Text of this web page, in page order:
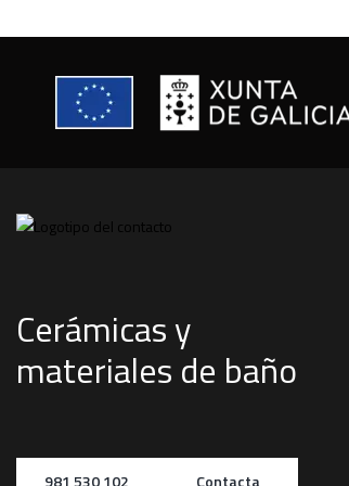
Cerámicas y
materiales de baño
981 530 102 Contacta